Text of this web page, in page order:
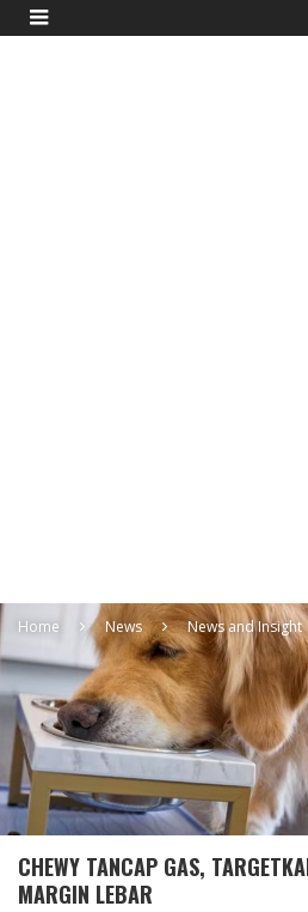
Home News News and Insight
CHEWY TANCAP GAS,
MARGIN LEBAR